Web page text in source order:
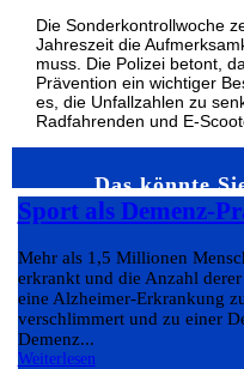
Die Sonderkontrollwoche
Jahreszeit die
muss. Die Polizei betont,
Prävention ein wichtiger
es, die Unfallzahlen zu
Radfahrenden und E-
Das könnte
Sport als Demenz-
Mehr als 1,5 Millionen
erkrankt und die Anzahl
eine Alzheimer-Erkrankung
verschlimmert und zu einer
Demenz...
Weiterlesen